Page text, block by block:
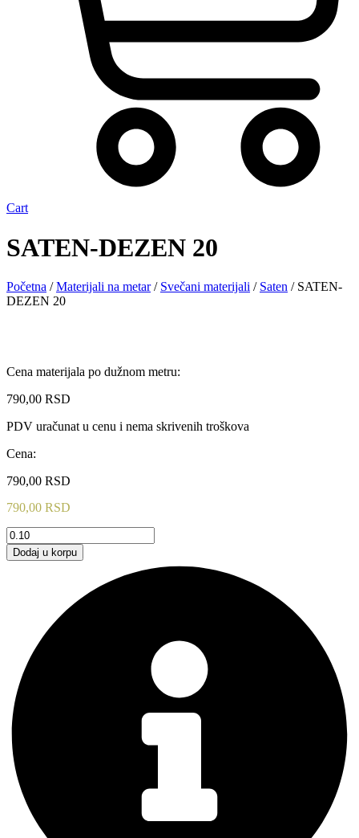
Cart
SATEN-DEZEN 20
Početna /Materijali na metar/ Svečani materijali / Saten / SATEN-
DEZEN 20
Cena materijala po dužnom metru:
790,00 RSD
PDV uračunat u cenu i nema skrivenih troškova
Cena:
790,00 RSD
790,00 RSD
SATEN-
DEZEN
20
Dodaj u korpu